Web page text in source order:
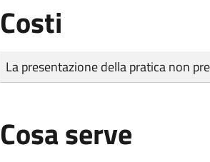
Costi
Tipo di pagamento
Importo
La presentazione della pratica non
Cosa serve